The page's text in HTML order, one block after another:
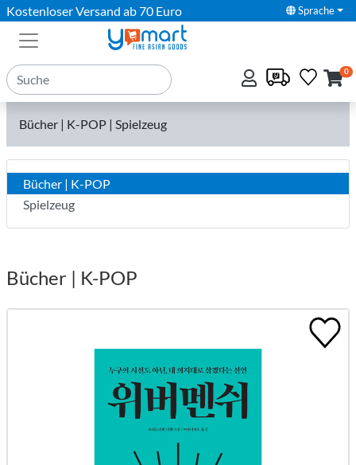
Kostenloser Versand ab 70 Euro Sprache
0
Bücher | K-POP | Spielzeug
Bücher | K-POP
Spielzeug
Bücher | K-POP